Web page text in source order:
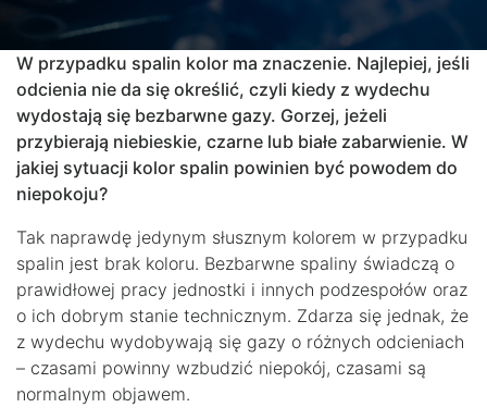
W przypadku spalin kolor ma znaczenie. Najlepiej, jeśli
odcienia nie da się określić, czyli kiedy z wydechu
wydostają się bezbarwne gazy. Gorzej, jeżeli
przybierają niebieskie, czarne lub białe zabarwienie. W
jakiej sytuacji kolor spalin powinien być powodem do
niepokoju?
Tak naprawdę jedynym słusznym kolorem w przypadku
spalin jest brak koloru. Bezbarwne spaliny świadczą o
prawidłowej pracy jednostki i innych podzespołów oraz
o ich dobrym stanie technicznym. Zdarza się jednak, że
z wydechu wydobywają się gazy o różnych odcieniach
– czasami powinny wzbudzić niepokój, czasami są
normalnym objawem.